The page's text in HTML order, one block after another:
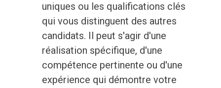
uniques ou les qualifications clés
qui vous distinguent des autres
candidats. Il peut s'agir d'une
réalisation spécifique, d'une
compétence pertinente ou d'une
expérience qui démontre votre